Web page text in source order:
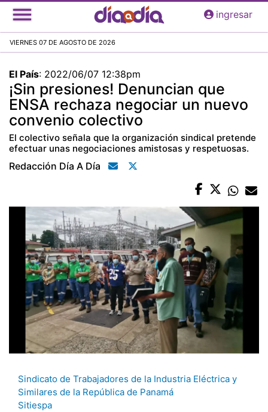
Pasar
al
principal
ingresar
VIERNES 07 DE AGOSTO DE 2026
El País: 2022/06/07 12:38pm
¡Sin presiones! Denuncian que
ENSA rechaza negociar un nuevo
convenio colectivo
El colectivo señala que la organización sindical pretende
efectuar unas negociaciones amistosas y respetuosas.
Redacción Día A Día
Sindicato de Trabajadores de la Industria Eléctrica y
Similares de la República de Panamá
Sitiespa